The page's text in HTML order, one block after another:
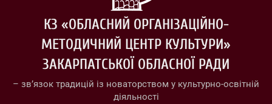
КЗ «ОБЛАСНИЙ ОРГАНІЗАЦІЙНО-
МЕТОДИЧНИЙ ЦЕНТР КУЛЬТУРИ»
ЗАКАРПАТСЬКОЇ ОБЛАСНОЇ РАДИ
– зв’язок традицій із новаторством у культурно-освітній
діяльності